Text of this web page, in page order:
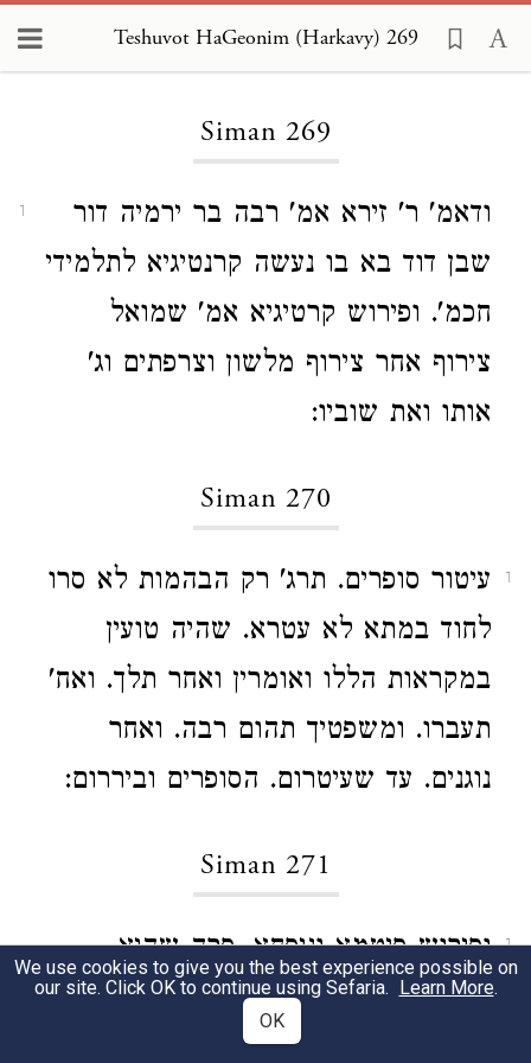
Teshuvot HaGeonim (Harkavy) 269
Siman 269
1
ודאמ' ר' זירא אמ' רבה בר ירמיה דור
שבן דוד בא בו נעשה קרנטיגיא לתלמידי
חכמ'. ופירוש קרטיגיא אמ' שמואל
צירוף אחר צירוף מלשון וצרפתים וג'
אותו ואת שוביו:
Siman 270
1
עיטור סופרים. תרג' רק הבהמות לא סרו
לחוד במתא לא עטרא. שהיה טועין
במקראות הללו ואומרין ואחר תלך. ואח'
תעברו. ומשפטיך תהום רבה. ואחר
נוגנים. עד שעיטרום. הסופרים וביררום:
Siman 271
1
ופירוש פיטמא וניפחא. פרה שהיא
מעוברת ועומדת היא גופה קנויה לראובן
והעובר שבה קנוי לשמעון והזיקה אחר.
We use cookies to give you the best experience possible on
our site. Click OK to continue using Sefaria. Learn More.
OK